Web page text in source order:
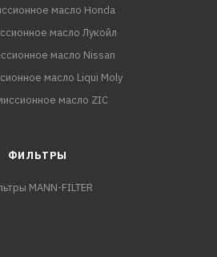
масло Honda
масло Лукойл
масло Nissan
масло Liqui Moly
масло ZIC
ФИЛЬТРЫ
MANN-FILTER